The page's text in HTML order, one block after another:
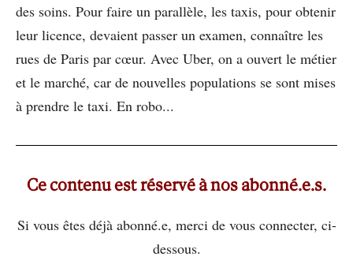
des soins. Pour faire un parallèle, les taxis, pour obtenir
leur licence, devaient passer un examen, connaître les
rues de Paris par cœur. Avec Uber, on a ouvert le métier
et le marché, car de nouvelles populations se sont mises
à prendre le taxi. En robo...
Ce contenu est réservé à nos abonné.e.s.
Si vous êtes déjà abonné.e, merci de vous connecter, ci-
dessous.